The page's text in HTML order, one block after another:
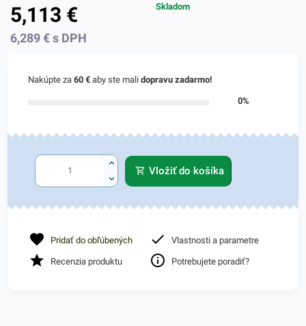
5,113 €
6,289€ s DPH
Skladom
Nakúpte za60 € aby ste malidopravu zadarmo!
0%
Vložiť do košíka
Pridať do obľúbených Vlastnosti a parametre
Recenzia produktu Potrebujete poradiť?